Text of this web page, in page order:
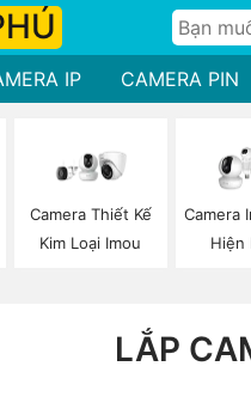
IP CAMERA PIN
Camera Thiết Kế
Kim Loại Imou
Camera
Hiện
LẮP